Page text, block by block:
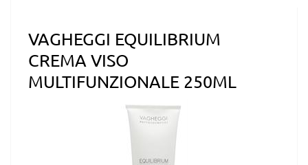
VAGHEGGI EQUILIBRIUM
CREMA VISO
MULTIFUNZIONALE 250ML